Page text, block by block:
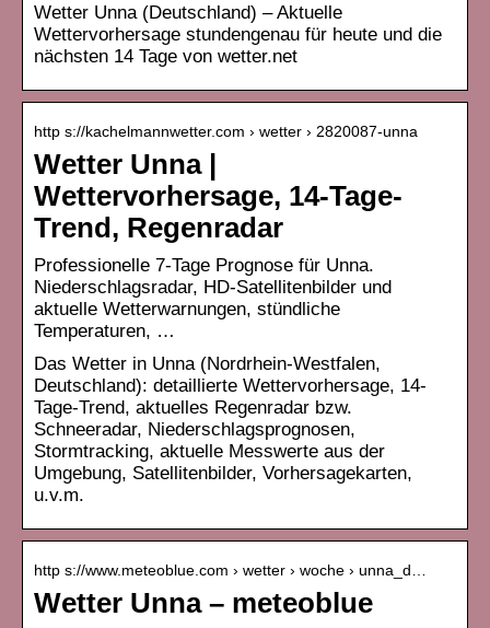
Wetter Unna (Deutschland) – Aktuelle
Wettervorhersage stundengenau für heute und die
nächsten 14 Tage von wetter.net
http s://kachelmannwetter.com › wetter › 2820087-unna
Wetter Unna |
Wettervorhersage, 14-Tage-
Trend, Regenradar
Professionelle 7-Tage Prognose für Unna.
Niederschlagsradar, HD-Satellitenbilder und
aktuelle Wetterwarnungen, stündliche
Temperaturen, …
Das Wetter in Unna (Nordrhein-Westfalen,
Deutschland): detaillierte Wettervorhersage, 14-
Tage-Trend, aktuelles Regenradar bzw.
Schneeradar, Niederschlagsprognosen,
Stormtracking, aktuelle Messwerte aus der
Umgebung, Satellitenbilder, Vorhersagekarten,
u.v.m.
http s://www.meteoblue.com › wetter › woche › unna_d…
Wetter Unna – meteoblue